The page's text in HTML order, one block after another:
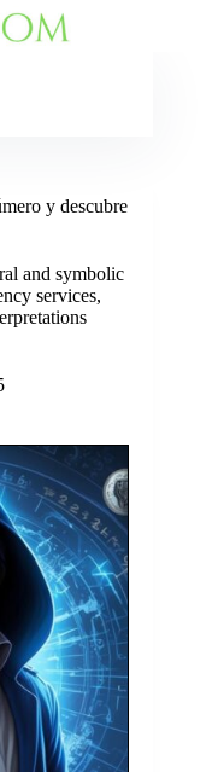
y descubre
and symbolic
services,